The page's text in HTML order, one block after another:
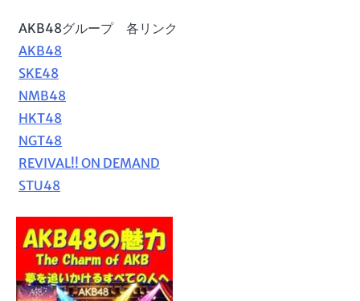
AKB48グループ 各リンク
AKB48
SKE48
NMB48
HKT48
NGT48
REVIVAL!! ON DEMAND
STU48